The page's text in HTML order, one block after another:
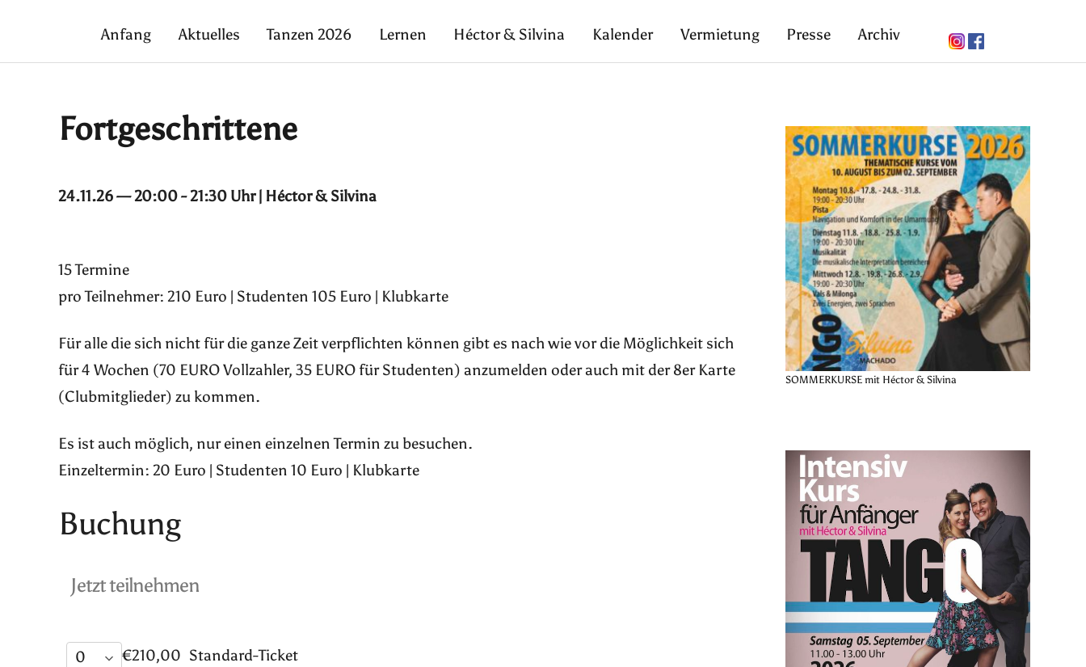
Anfang Aktuelles Tanzen 2026 Lernen Héctor & Silvina Kalender Vermietung Presse Archiv
Fortgeschrittene
24.11.26 — 20:00 - 21:30 Uhr | Héctor & Silvina
15 Termine
pro Teilnehmer: 210 Euro | Studenten 105 Euro | Klubkarte
Für alle die sich nicht für die ganze Zeit verpflichten können gibt es nach wie vor die Möglichkeit sich
für 4 Wochen (70 EURO Vollzahler, 35 EURO für Studenten) anzumelden oder auch mit der 8er Karte
(Clubmitglieder) zu kommen.
Es ist auch möglich, nur einen einzelnen Termin zu besuchen.
Einzeltermin: 20 Euro | Studenten 10 Euro | Klubkarte
Buchung
Jetzt teilnehmen
€210,00 Standard-Ticket
SOMMERKURSE mit Héctor & Silvina